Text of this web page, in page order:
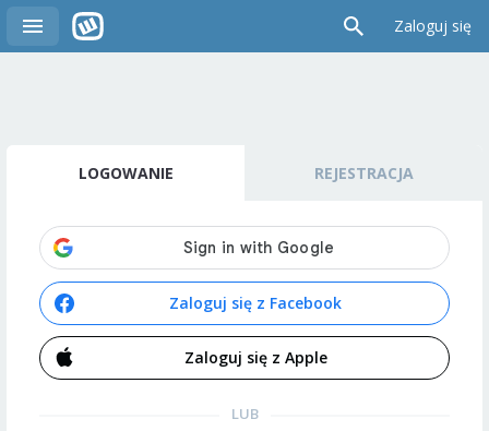
Zaloguj się
LOGOWANIE REJESTRACJA
Zaloguj się z Facebook
Zaloguj się z Apple
LUB